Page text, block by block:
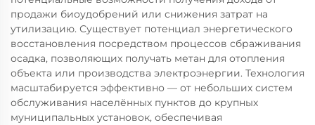
продажи биоудобрений или снижения затрат на
утилизацию. Существует потенциал энергетического
восстановления посредством процессов сбраживания
осадка, позволяющих получать метан для отопления
объекта или производства электроэнергии. Технология
масштабируется эффективно — от небольших систем
обслуживания населённых пунктов до крупных
муниципальных установок, обеспечивая